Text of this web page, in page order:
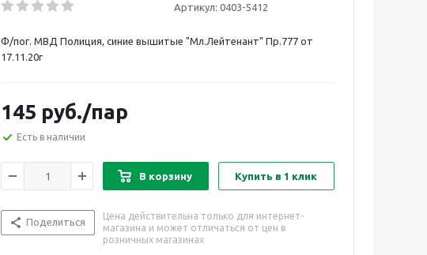
Артикул: 0403-5412
Ф/пог. МВД Полиция, синие вышитые "Мл.Лейтенант" Пр.777 от
17.11.20г
145 руб./пар
Есть в наличии
В корзину Купить в 1 клик
Поделиться
Цена действительна только для интернет-
магазина и может отличаться от цен в
розничных магазинах